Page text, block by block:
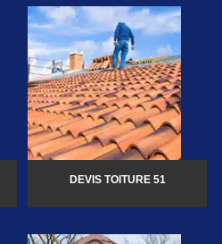
DEVIS TOITURE 51